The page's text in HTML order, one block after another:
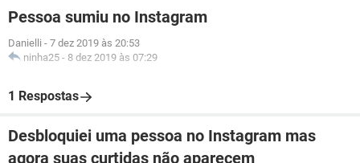
Pessoa sumiu no Instagram
Danielli - 7 dez 2019 às 20:53
ninha25 - 8 dez 2019 às 07:29
1 Respostas
Desbloquiei uma pessoa no Instagram mas
agora suas curtidas não aparecem